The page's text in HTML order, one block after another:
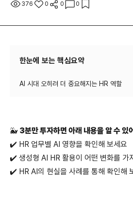
376 0 0 0
한눈에 보는 핵심요약
🐳 3분만 투자하면 아래 내용을 알 수 있
✔️ HR 업무별 AI 영향을 확인해 보세요
✔️ 생성형 AI HR 활용이 어떤 변화를 가
✔️ HR AI의 현실을 사례를 통해 확인해